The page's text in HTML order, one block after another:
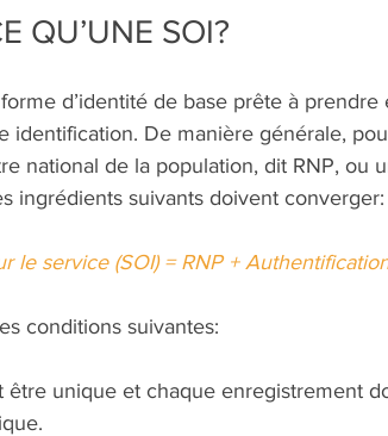
QU’UNE SOI?
d’identité de base prête à
identification. De manière générale,
national de la population, dit RNP, ou
ingrédients suivants doivent converger:
le service (SOI) = RNP +
conditions suivantes:
être unique et chaque enregistrement